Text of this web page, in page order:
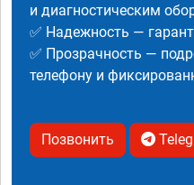
и диагностическим
✅ Надежность —
✅ Прозрачность —
телефону и
Позвонить